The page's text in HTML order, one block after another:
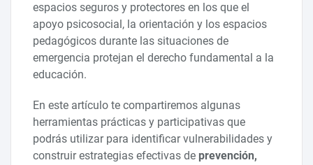
espacios seguros y protectores en los que el
apoyo psicosocial, la orientación y los espacios
pedagógicos durante las situaciones de
emergencia protejan el derecho fundamental a la
educación.
En este artículo te compartiremos algunas
herramientas prácticas y participativas que
podrás utilizar para identificar vulnerabilidades y
construir estrategias efectivas de prevención,